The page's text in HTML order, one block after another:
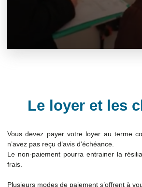
Le loyer et les
Vous devez payer votre loyer au terme
n’avez pas reçu d’avis d’échéance.
Le non-paiement pourra entrainer la
frais.
Plusieurs modes de paiement s’offrent à